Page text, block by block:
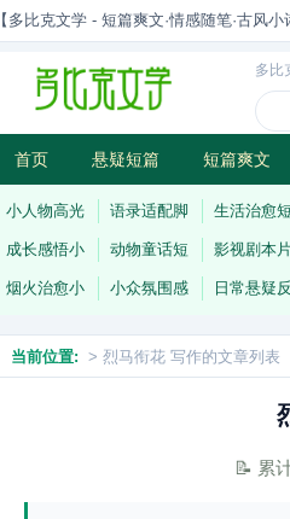
【多比克文学 - 短篇爽文·情感随笔·古风
多比
首页 悬疑短篇 短篇爽文
古风小诗 科幻短篇 现代小
小人物高光 语录适配脚 生活治愈短
成长感悟小 动物童话短 影视剧本
烟火治愈小 小众氛围感 日常悬疑反
当前位置: > 烈马衔花 写作的文章列表
📝 累